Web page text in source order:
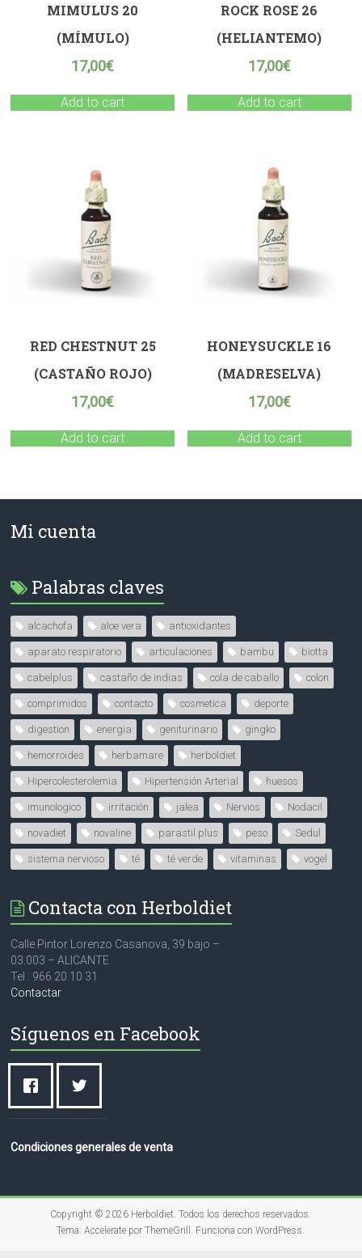
MIMULUS 20
(MÍMULO)
17,00€
Add to cart
ROCK ROSE 26
(HELIANTEMO)
17,00€
Add to cart
RED CHESTNUT 25
(CASTAÑO ROJO)
17,00€
Add to cart
HONEYSUCKLE 16
(MADRESELVA)
17,00€
Add to cart
Mi cuenta
Palabras claves
alcachofa aloe vera antioxidantes
aparato respiratorio articulaciones bambu biotta
cabelplus castaño de indias cola de caballo colon
comprimidos contacto cosmetica deporte
digestion energia geniturinario gingko
hemorroides herbamare herboldiet
Hipercolesterolemia Hipertensión Arterial huesos
imunologico irritación jalea Nervios Nodacil
novadiet novaline parastil plus peso Sedul
sistema nervioso té té verde vitaminas vogel
Contacta con Herboldiet
Calle Pintor Lorenzo Casanova, 39 bajo –
03.003 – ALICANTE
Tel : 966 20 10 31
Contactar
Síguenos en Facebook
Condiciones generales de venta
Copyright © 2026 Herboldiet . Todos los derechos reservados.
Tema:Accelerate por ThemeGrill. Funciona conWordPress